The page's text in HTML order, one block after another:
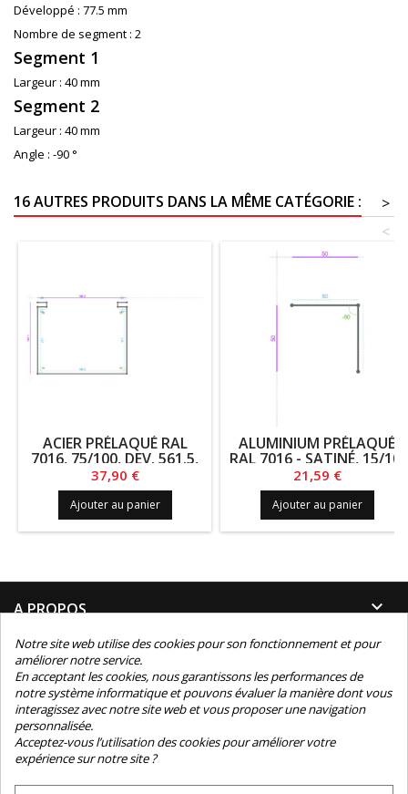
Développé : 77.5 mm
Nombre de segment : 2
Segment 1
Largeur : 40 mm
Segment 2
Largeur : 40 mm
Angle : -90 °
16 AUTRES PRODUITS DANS LA MÊME CATÉGORIE :
>
<
ACIER PRÉLAQUÉ RAL
7016, 75/100, DEV. 561.5,
LG. 996
Prix
37,90 €
Ajouter au panier
ALUMINIUM PRÉLAQUÉ
RAL 7016 - SATINÉ, 15/10,
DEV. 97.5, LG. 1300
Prix
21,59 €
Ajouter au panier
A PROPOS 
INFORMATIONS 
INFORMATIONS TECHNIQUES 
CONTACT
Notre site web utilise des cookies pour son fonctionnement et pour
améliorer notre service.
En acceptant les cookies, nous garantissons les performances de
notre système informatique et pouvons évaluer la manière dont vous
interagissez avec notre site web et vous proposer une navigation
personnalisée.
Acceptez-vous l’utilisation des cookies pour améliorer votre
expérience sur notre site ?